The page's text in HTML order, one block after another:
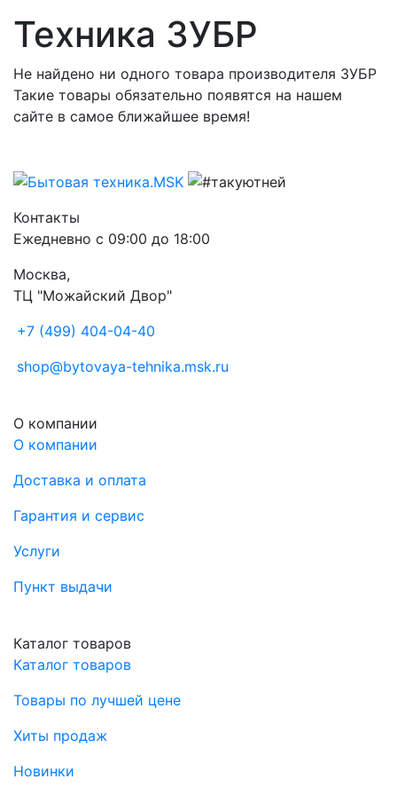
Техника ЗУБР
Не найдено ни одного товара производителя ЗУБР
Такие товары обязательно появятся на нашем
сайте в самое ближайшее время!
Контакты
Ежедневно с 09:00 до 18:00
Москва,
ТЦ "Можайский Двор"
+7 (499) 404-04-40
shop@bytovaya-tehnika.msk.ru
О компании
О компании
Доставка и оплата
Гарантия и сервис
Услуги
Пункт выдачи
Каталог товаров
Каталог товаров
Товары по лучшей цене
Хиты продаж
Новинки